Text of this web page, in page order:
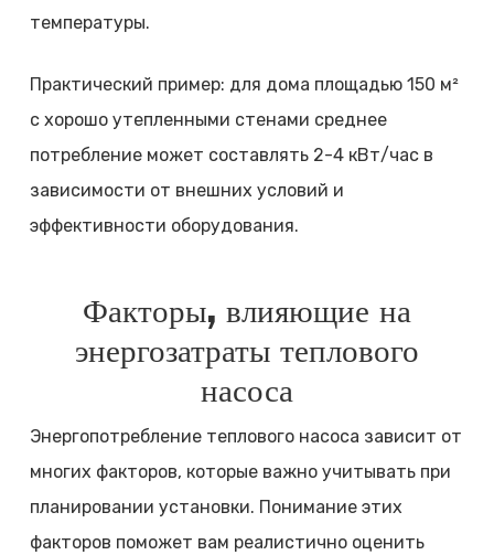
температуры.
Практический пример: для дома площадью 150 м²
с хорошо утепленными стенами среднее
потребление может составлять 2-4 кВт/час в
зависимости от внешних условий и
эффективности оборудования.
Факторы, влияющие на
энергозатраты теплового
насоса
Энергопотребление теплового насоса зависит от
многих факторов, которые важно учитывать при
планировании установки. Понимание этих
факторов поможет вам реалистично оценить